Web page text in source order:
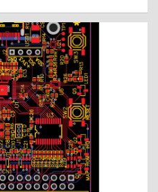
e
b
e
s
t
p
h
o
n